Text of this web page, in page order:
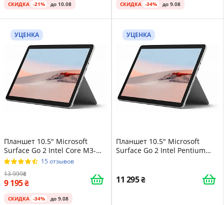
СКИДКА -21% до 10.08 СКИДКА -34% до 9.08
УЦЕНКА
Планшет 10.5" Microsoft
Surface Go 2 Intel Core M3-
8100Y 8/128GB Windows 10
15 отзывов
13 999
9 195
СКИДКА -34% до 9.08
УЦЕНКА
Планшет 10.5" Microsoft
Surface Go 2 Intel Pentium
11 295